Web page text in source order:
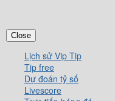
Close
Lịch sử Vip Tip
Tip free
Dự đoán tỷ số
Livescore